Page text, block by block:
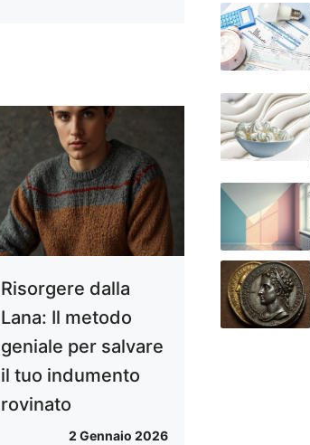
Risorgere dalla
Lana: Il metodo
geniale per salvare
il tuo indumento
rovinato
2 Gennaio 2026